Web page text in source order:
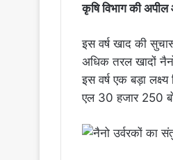
कृषि विभाग की
इस वर्ष खाद की
अधिक तरल खादों
इस वर्ष एक बड़ा
एल 30 हजार 250